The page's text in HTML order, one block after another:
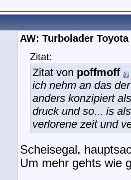
AW: Turbolader
Zitat:
Zitat von poffmoff
ich nehm an das
anders konzipiert
druck und so... is
verlorene zeit und
Scheisegal,
Um mehr gehts wie